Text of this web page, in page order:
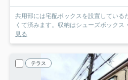
共用部には宅配ボックスを設置している
くて済みます。収納はシューズボックス
見る
テラス